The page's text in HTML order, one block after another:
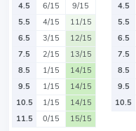
4.5
6/15
9/15
5.5
4/15
11/15
6.5
3/15
12/15
7.5
2/15
13/15
8.5
1/15
14/15
9.5
1/15
14/15
10.5
1/15
14/15
11.5
0/15 15/15
4.5
5.5
6.5
7.5
8.5
9.5
10.5